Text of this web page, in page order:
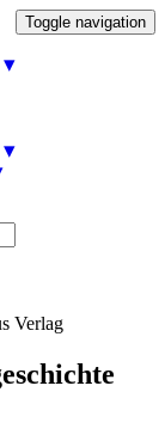
Toggle navigation